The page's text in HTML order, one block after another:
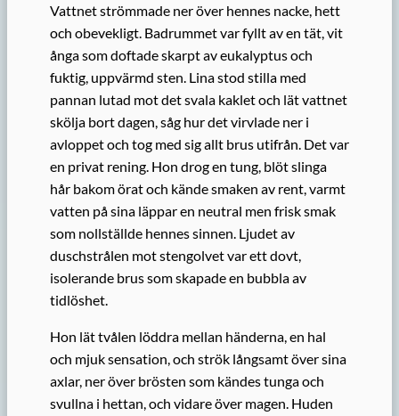
Vattnet strömmade ner över hennes nacke, hett
och obevekligt. Badrummet var fyllt av en tät, vit
ånga som doftade skarpt av eukalyptus och
fuktig, uppvärmd sten. Lina stod stilla med
pannan lutad mot det svala kaklet och lät vattnet
skölja bort dagen, såg hur det virvlade ner i
avloppet och tog med sig allt brus utifrån. Det var
en privat rening. Hon drog en tung, blöt slinga
hår bakom örat och kände smaken av rent, varmt
vatten på sina läppar en neutral men frisk smak
som nollställde hennes sinnen. Ljudet av
duschstrålen mot stengolvet var ett dovt,
isolerande brus som skapade en bubbla av
tidlöshet.
Hon lät tvålen löddra mellan händerna, en hal
och mjuk sensation, och strök långsamt över sina
axlar, ner över brösten som kändes tunga och
svullna i hettan, och vidare över magen. Huden